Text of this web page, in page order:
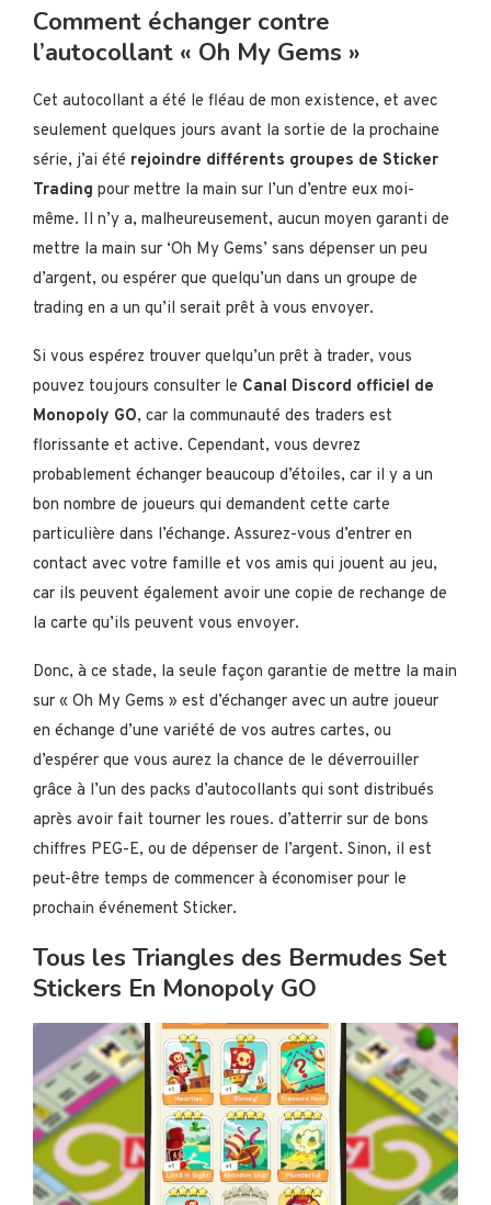
Comment échanger contre
l’autocollant « Oh My Gems »
Cet autocollant a été le fléau de mon existence, et avec
seulement quelques jours avant la sortie de la prochaine
série, j’ai été rejoindre différents groupes de Sticker
Trading pour mettre la main sur l’un d’entre eux moi-
même. Il n’y a, malheureusement, aucun moyen garanti de
mettre la main sur ‘Oh My Gems’ sans dépenser un peu
d’argent, ou espérer que quelqu’un dans un groupe de
trading en a un qu’il serait prêt à vous envoyer.
Si vous espérez trouver quelqu’un prêt à trader, vous
pouvez toujours consulter le Canal Discord officiel de
Monopoly GO, car la communauté des traders est
florissante et active. Cependant, vous devrez
probablement échanger beaucoup d’étoiles, car il y a un
bon nombre de joueurs qui demandent cette carte
particulière dans l’échange. Assurez-vous d’entrer en
contact avec votre famille et vos amis qui jouent au jeu,
car ils peuvent également avoir une copie de rechange de
la carte qu’ils peuvent vous envoyer.
Donc, à ce stade, la seule façon garantie de mettre la main
sur « Oh My Gems » est d’échanger avec un autre joueur
en échange d’une variété de vos autres cartes, ou
d’espérer que vous aurez la chance de le déverrouiller
grâce à l’un des packs d’autocollants qui sont distribués
après avoir fait tourner les roues. d’atterrir sur de bons
chiffres PEG-E, ou de dépenser de l’argent. Sinon, il est
peut-être temps de commencer à économiser pour le
prochain événement Sticker.
Tous les Triangles des Bermudes Set
Stickers En Monopoly GO